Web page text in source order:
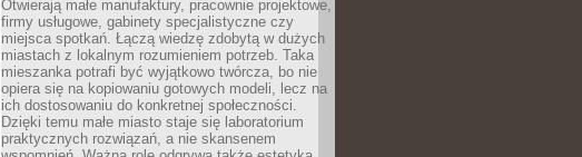
Otwierają małe manufaktury, pracownie projektowe,
firmy usługowe, gabinety specjalistyczne czy
miejsca spotkań. Łączą wiedzę zdobytą w dużych
miastach z lokalnym rozumieniem potrzeb. Taka
mieszanka potrafi być wyjątkowo twórcza, bo nie
opiera się na kopiowaniu gotowych modeli, lecz na
ich dostosowaniu do konkretnej społeczności.
Dzięki temu małe miasto staje się laboratorium
praktycznych rozwiązań, a nie skansenem